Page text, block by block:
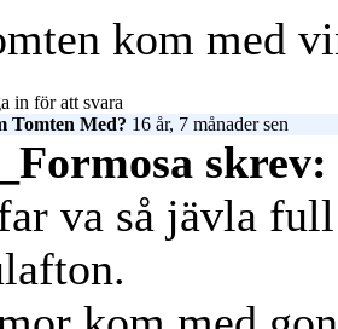
kom med
in för att svara
Tomten Med? 16 år, 7 månader sen
skrev:
va så jävla